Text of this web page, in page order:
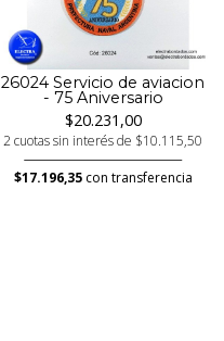
26024 Servicio de aviacion
- 75 Aniversario
$20.231,00
2 cuotas sin interés de $10.115,50
$17.196,35con transferencia